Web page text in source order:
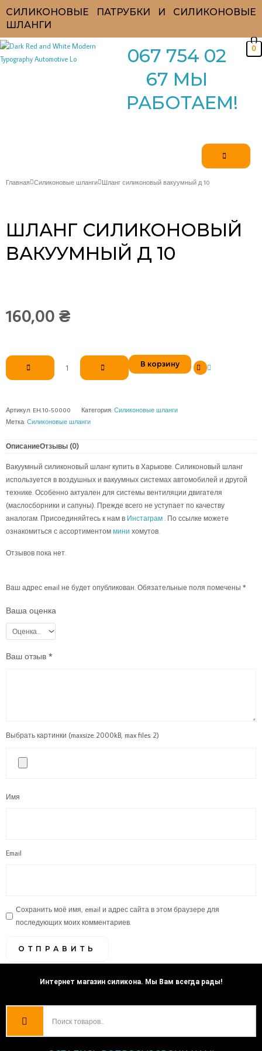
СИЛИКОНОВЫЕ ПАТРУБКИ И СИЛИКОНОВЫЕ
ШЛАНГИ
067 754 02
67 МЫ
РАБОТАЕМ!
0
Главная Силиконовые шланги Шланг силиконовый вакуумный д 10
ШЛАНГ СИЛИКОНОВЫЙ
ВАКУУМНЫЙ Д 10
160,00 ₴
Количество
товара
вакуумный
д
В корзину
Артикул: EH.10-50000 Категория: Силиконовые шланги
Метка: Силиконовые шланги
ОписаниеОтзывы (0)
Вакуумный силиконовый шланг купить в Харькове. Силиконовый шланг
используется в воздушных и вакуумных системах автомобилей и другой
технике. Особенно актуален для системы вентиляции двигателя
(маслосборники и сапуны). Прежде всего не уступает по качеству
аналогам. Присоединяйтесь к нам в Инстаграм . По ссылке можете
ознакомиться с ассортиментом мини хомутов.
Отзывов пока нет.
Ваш адрес email не будет опубликован. Обязательные поля помечены *
Ваша оценка
Ваш отзыв *
Выбрать картинки (maxsize: 2000kB, max files: 2)
Имя
Email
Сохранить моё имя, email и адрес сайта в этом браузере для
последующих моих комментариев.
Интернет магазин силикона. Мы Вам всегда рады!